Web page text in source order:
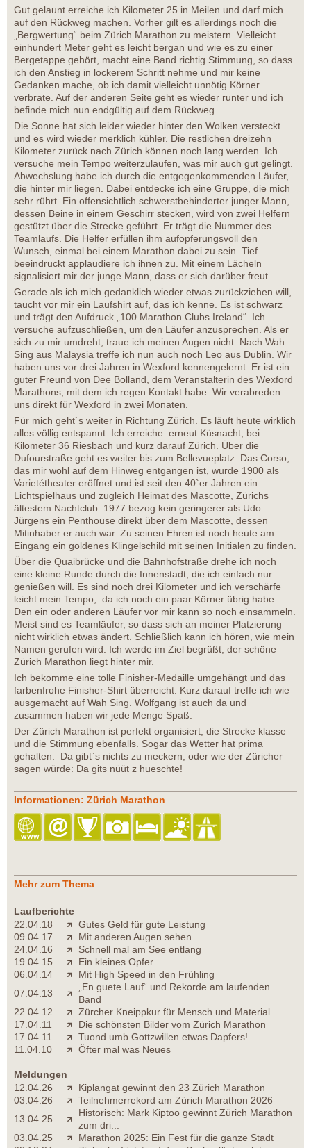
Gut gelaunt erreiche ich Kilometer 25 in Meilen und darf mich
auf den Rückweg machen. Vorher gilt es allerdings noch die
„Bergwertung“ beim Zürich Marathon zu meistern. Vielleicht
einhundert Meter geht es leicht bergan und wie es zu einer
Bergetappe gehört, macht eine Band richtig Stimmung, so dass
ich den Anstieg in lockerem Schritt nehme und mir keine
Gedanken mache, ob ich damit vielleicht unnötig Körner
verbrate. Auf der anderen Seite geht es wieder runter und ich
befinde mich nun endgültig auf dem Rückweg.
Die Sonne hat sich leider wieder hinter den Wolken versteckt
und es wird wieder merklich kühler. Die restlichen dreizehn
Kilometer zurück nach Zürich können noch lang werden. Ich
versuche mein Tempo weiterzulaufen, was mir auch gut gelingt.
Abwechslung habe ich durch die entgegenkommenden Läufer,
die hinter mir liegen. Dabei entdecke ich eine Gruppe, die mich
sehr rührt. Ein offensichtlich schwerstbehinderter junger Mann,
dessen Beine in einem Geschirr stecken, wird von zwei Helfern
gestützt über die Strecke geführt. Er trägt die Nummer des
Teamlaufs. Die Helfer erfüllen ihm aufopferungsvoll den
Wunsch, einmal bei einem Marathon dabei zu sein. Tief
beeindruckt applaudiere ich ihnen zu. Mit einem Lächeln
signalisiert mir der junge Mann, dass er sich darüber freut.
Gerade als ich mich gedanklich wieder etwas zurückziehen will,
taucht vor mir ein Laufshirt auf, das ich kenne. Es ist schwarz
und trägt den Aufdruck „100 Marathon Clubs Ireland“. Ich
versuche aufzuschließen, um den Läufer anzusprechen. Als er
sich zu mir umdreht, traue ich meinen Augen nicht. Nach Wah
Sing aus Malaysia treffe ich nun auch noch Leo aus Dublin. Wir
haben uns vor drei Jahren in Wexford kennengelernt. Er ist ein
guter Freund von Dee Bolland, dem Veranstalterin des Wexford
Marathons, mit dem ich regen Kontakt habe. Wir verabreden
uns direkt für Wexford in zwei Monaten.
Für mich geht`s weiter in Richtung Zürich. Es läuft heute wirklich
alles völlig entspannt. Ich erreiche erneut Küsnacht, bei
Kilometer 36 Riesbach und kurz darauf Zürich. Über die
Dufourstraße geht es weiter bis zum Bellevueplatz. Das Corso,
das mir wohl auf dem Hinweg entgangen ist, wurde 1900 als
Varietétheater eröffnet und ist seit den 40`er Jahren ein
Lichtspielhaus und zugleich Heimat des Mascotte, Zürichs
ältestem Nachtclub. 1977 bezog kein geringerer als Udo
Jürgens ein Penthouse direkt über dem Mascotte, dessen
Mitinhaber er auch war. Zu seinen Ehren ist noch heute am
Eingang ein goldenes Klingelschild mit seinen Initialen zu finden.
Über die Quaibrücke und die Bahnhofstraße drehe ich noch
eine kleine Runde durch die Innenstadt, die ich einfach nur
genießen will. Es sind noch drei Kilometer und ich verschärfe
leicht mein Tempo, da ich noch ein paar Körner übrig habe.
Den ein oder anderen Läufer vor mir kann so noch einsammeln.
Meist sind es Teamläufer, so dass sich an meiner Platzierung
nicht wirklich etwas ändert. Schließlich kann ich hören, wie mein
Namen gerufen wird. Ich werde im Ziel begrüßt, der schöne
Zürich Marathon liegt hinter mir.
Ich bekomme eine tolle Finisher-Medaille umgehängt und das
farbenfrohe Finisher-Shirt überreicht. Kurz darauf treffe ich wie
ausgemacht auf Wah Sing. Wolfgang ist auch da und
zusammen haben wir jede Menge Spaß.
Der Zürich Marathon ist perfekt organisiert, die Strecke klasse
und die Stimmung ebenfalls. Sogar das Wetter hat prima
gehalten. Da gibt`s nichts zu meckern, oder wie der Züricher
sagen würde: Da gits nüüt z hueschte!
Informationen: Zürich Marathon
Mehr zum Thema
Laufberichte
22.04.18
Gutes Geld für gute Leistung
09.04.17
Mit anderen Augen sehen
24.04.16
Schnell mal am See entlang
19.04.15
Ein kleines Opfer
06.04.14
Mit High Speed in den Frühling
07.04.13
„En guete Lauf“ und Rekorde am laufenden
Band
22.04.12
Zürcher Kneippkur für Mensch und Material
17.04.11
Die schönsten Bilder vom Zürich Marathon
17.04.11
Tuond umb Gottzwillen etwas Dapfers!
11.04.10
Öfter mal was Neues
Meldungen
12.04.26
Kiplangat gewinnt den 23 Zürich Marathon
03.04.26
Teilnehmerrekord am Zürich Marathon 2026
13.04.25
Historisch: Mark Kiptoo gewinnt Zürich Marathon
zum dri...
03.04.25
Marathon 2025: Ein Fest für die ganze Stadt